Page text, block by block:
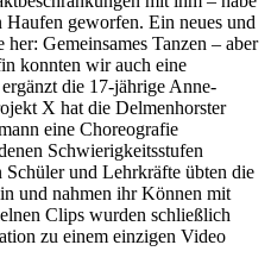
Haufen geworfen. Ein neues und
Gemeinsames Tanzen – aber
konnten wir auch eine
die 17-jährige Anne-
X hat die Delmenhorster
eine Choreografie
Schwierigkeitsstufen
und Lehrkräfte übten die
und nahmen ihr Können mit
Clips wurden schließlich
zu einem einzigen Video